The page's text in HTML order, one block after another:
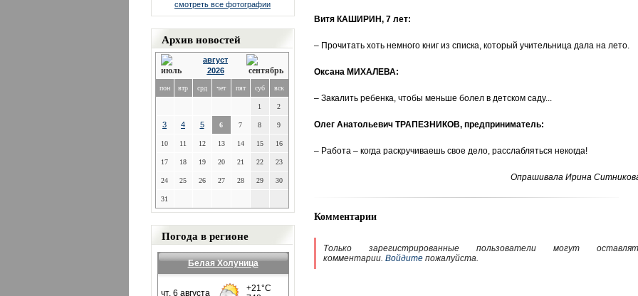
смотреть все фотографии
Архив новостей
август
2026
пон втр срд чет пят суб вск
1 2
3 4 5 6 7 8 9
10 11 12 13 14 15 16
17 18 19 20 21 22 23
24 25 26 27 28 29 30
31
Погода в регионе
Белая Холуница
Витя КАШИРИН, 7 лет:
– Прочитать хоть немного книг из списка, который учительница дала на лето.
Оксана МИХАЛЕВА:
– Закалить ребенка, чтобы меньше болел в детском саду...
Олег Анатольевич ТРАПЕЗНИКОВ, предприниматель:
– Работа – когда раскручиваешь свое дело, расслабляться некогда!
Опрашивала Ирина
Комментарии
Только зарегистрированные пользователи могут
комментарии. Войдитепожалуйста.